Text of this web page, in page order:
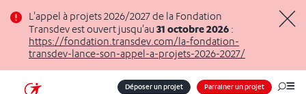
L'appel à projets 2026/2027 de la Fondation
Transdev est ouvert jusqu'au 31 octobre 2026 :
https://fondation.transdev.com/la-fondation-
transdev-lance-son-appel-a-projets-2026-2027/
Déposer un projet Parrainer un projet